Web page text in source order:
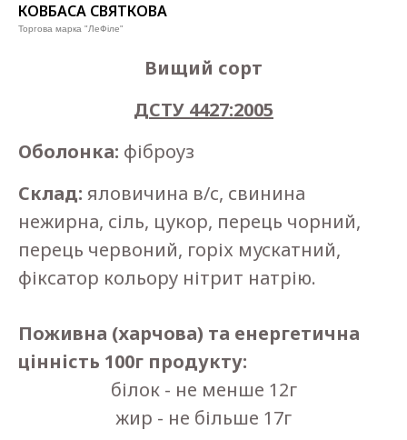
КОВБАСА СВЯТКОВА
Торгова марка "ЛеФіле"
Вищий сорт
ДСТУ 4427:2005
Оболонка: фіброуз
Склад: яловичина в/с, свинина
нежирна, сіль, цукор, перець чорний,
перець червоний, горіх мускатний,
фіксатор кольору нітрит натрію.
Поживна (харчова) та енергетична
цінність 100г продукту:
білок - не менше 12г
жир - не більше 17г